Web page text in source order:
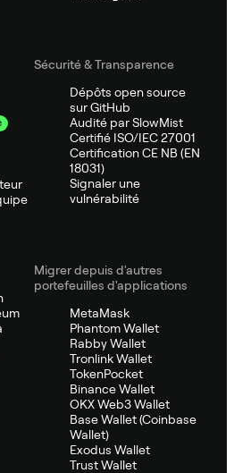
Sécurité & Transparence
Dépôts open source
sur GitHub
Audité par SlowMist
Certifié ISO/IEC 27001
Certification CE NB (EN
18031)
Signaler une
vulnérabilité
Migrer depuis d'autres
portefeuilles d'applications
MetaMask
Phantom Wallet
Rabby Wallet
Tronlink Wallet
TokenPocket
Binance Wallet
OKX Web3 Wallet
Base Wallet (Coinbase
Wallet)
Exodus Wallet
Trust Wallet